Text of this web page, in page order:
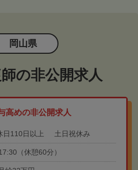
岡山県
の非公開求人
高めの非公開求人
日110日以上 土日祝休み
（休憩60分）